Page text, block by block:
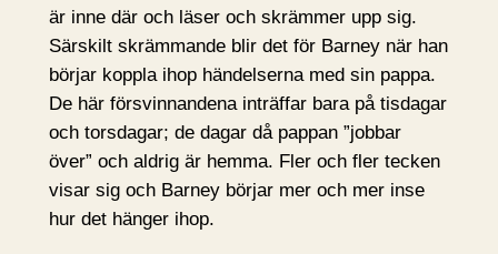
är inne där och läser och skrämmer upp sig.
Särskilt skrämmande blir det för Barney när han
börjar koppla ihop händelserna med sin pappa.
De här försvinnandena inträffar bara på tisdagar
och torsdagar; de dagar då pappan ”jobbar
över” och aldrig är hemma. Fler och fler tecken
visar sig och Barney börjar mer och mer inse
hur det hänger ihop.